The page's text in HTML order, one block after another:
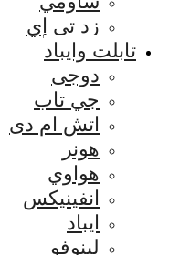
زد تي إي
تابلت وايباد
دوجى
جي تاب
اتش ام دى
هونر
هواوي
انفينيكس
ايباد
لينوفو